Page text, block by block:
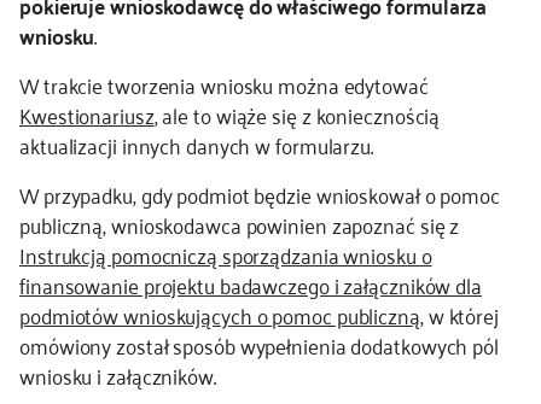
wniosku.
W trakcie tworzenia wniosku można edytować
Kwestionariusz, ale to wiąże się z koniecznością
aktualizacji innych danych w formularzu.
W przypadku, gdy podmiot będzie wnioskował o pomoc
publiczną, wnioskodawca powinien zapoznać się z
Instrukcją pomocniczą sporządzania wniosku o
finansowanie projektu badawczego i załączników dla
podmiotów wnioskujących o pomoc publiczną,w której
omówiony został sposób wypełnienia dodatkowych pól
wniosku i załączników.